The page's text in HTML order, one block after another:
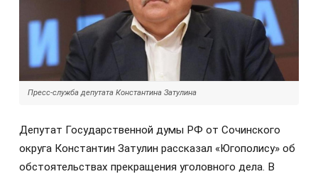
Пресс-служба депутата Константина Затулина
Депутат Государственной думы РФ от Сочинского
округа Константин Затулин рассказал «Югополису» об
обстоятельствах прекращения уголовного дела. В